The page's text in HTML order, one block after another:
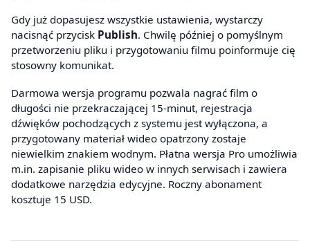
Gdy już dopasujesz wszystkie ustawienia, wystarczy
nacisnąć przycisk Publish. Chwilę później o pomyślnym
przetworzeniu pliku i przygotowaniu filmu poinformuje cię
stosowny komunikat.
Darmowa wersja programu pozwala nagrać film o
długości nie przekraczającej 15-minut, rejestracja
dźwięków pochodzących z systemu jest wyłączona, a
przygotowany materiał wideo opatrzony zostaje
niewielkim znakiem wodnym. Płatna wersja Pro umożliwia
m.in. zapisanie pliku wideo w innych serwisach i zawiera
dodatkowe narzędzia edycyjne. Roczny abonament
kosztuje 15 USD.